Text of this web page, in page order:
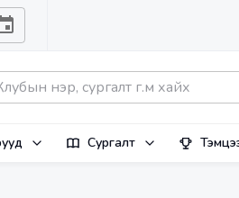
Сургалт